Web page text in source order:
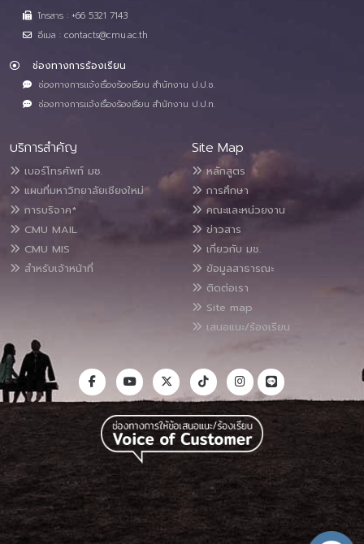
โทรสาร : +66 5321 7143
อีเมล : contacts@cmu.ac.th
ช่องทางการร้องเรียน
ช่องทางการแจ้งเรื่องร้องเรียน สำนักงาน ป.ป.ช.
ช่องทางการแจ้งเรื่องร้องเรียน สำนักงาน ป.ป.ท.
บริการสำคัญ
เบอร์โทรศัพท์ มช.
แผนที่มหาวิทยาลัยเชียงใหม่
การบริจาค*
CMU MAIL
CMU MIS
สำหรับเจ้าหน้าที่
Site Map
หลักสูตร
การศึกษา
คณะและหน่วยงาน
ข่าวสาร
เกี่ยวกับ มช.
ข้อมูลสาธารณะ
ติดต่อเรา
Site map
เสนอแนะ/ร้องเรียน